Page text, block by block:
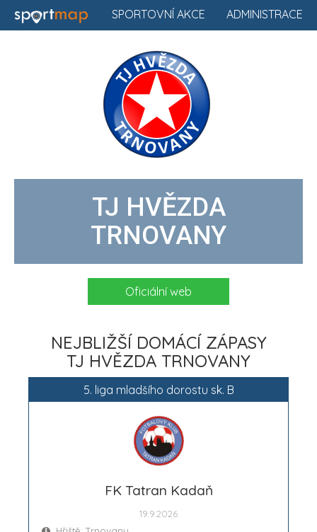
ADMINISTRACE
SPORTOVNÍ AKCE
TJ HVĚZDA
TRNOVANY
Oficiální web
NEJBLIŽŠÍ DOMÁCÍ ZÁPASY
TJ HVĚZDA TRNOVANY
5. liga mladšího dorostu sk. B
FK Tatran Kadaň
19.9.2026